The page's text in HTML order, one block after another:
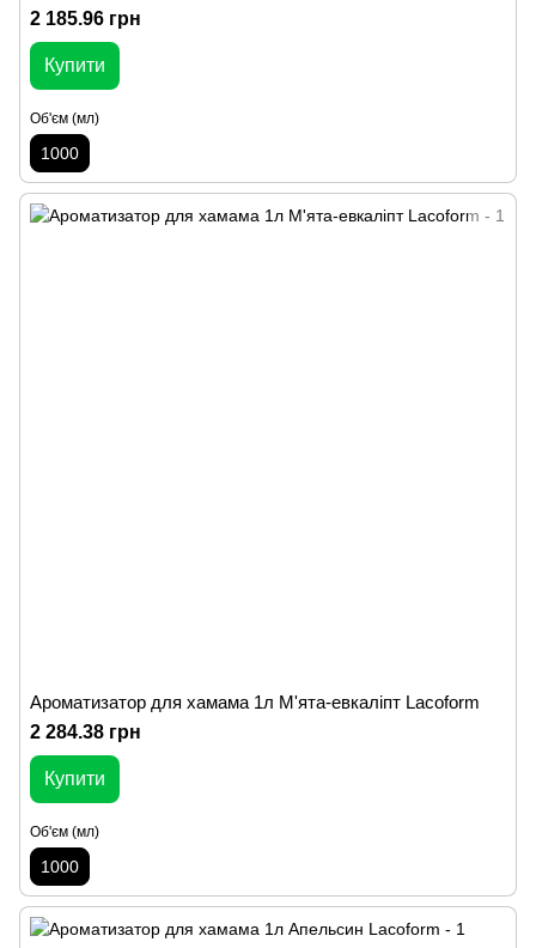
2 185.96 грн
Купити
Об'єм (мл)
1000
Ароматизатор для хамама 1л М'ята-евкаліпт Lacoform
2 284.38 грн
Купити
Об'єм (мл)
1000